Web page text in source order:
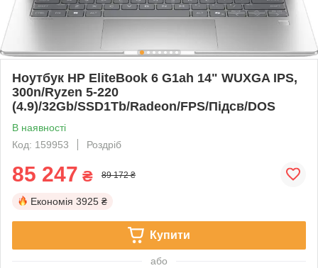
Ноутбук HP EliteBook 6 G1ah 14" WUXGA IPS,
300n/Ryzen 5-220
(4.9)/32Gb/SSD1Tb/Radeon/FPS/Підсв/DOS
В наявності
Код: 159953
Роздріб
85 247 ₴ 89 172 ₴
Економія 3925 ₴
Купити
або